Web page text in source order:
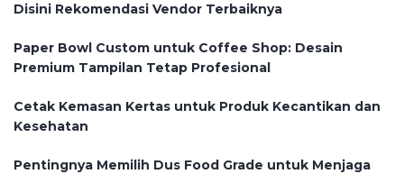
Disini Rekomendasi Vendor Terbaiknya
Paper Bowl Custom untuk Coffee Shop: Desain
Premium Tampilan Tetap Profesional
Cetak Kemasan Kertas untuk Produk Kecantikan dan
Kesehatan
Pentingnya Memilih Dus Food Grade untuk Menjaga